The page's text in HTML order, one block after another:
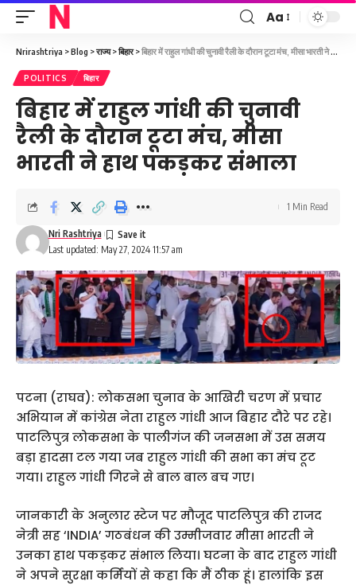
Font
Resizer
Aa
Nrirashtriya >Blog >राज्य>बिहार>बिहार में राहुल गांधी की चुनावी रैली के दौरान टूटा मंच, मीसा भारती ने हाथ पकड़कर संभाला
POLITICS बिहार
बिहार में राहुल गांधी की चुनावी
रैली के दौरान टूटा मंच, मीसा
भारती ने हाथ पकड़कर संभाला
Last updated: May 27, 2024 11:57 am
Nri Rashtriya
1 Min Read
पटना (राघव): लोकसभा चुनाव के आखिरी चरण में प्रचार
अभियान में कांग्रेस नेता राहुल गांधी आज बिहार दौरे पर रहे।
पाटलिपुत्र लोकसभा के पालीगंज की जनसभा में उस समय
बड़ा हादसा टल गया जब राहुल गांधी की सभा का मंच टूट
गया। राहुल गांधी गिरने से बाल बाल बच गए।
जानकारी के अनुलार स्टेज पर मौजूद पाटलिपुत्र की राजद
नेत्री सह ‘INDIA’ गठबंधन की उम्मीजवार मीसा भारती ने
उनका हाथ पकड़कर संभाल लिया। घटना के बाद राहुल गांधी
ने अपने सुरक्षा कर्मियों से कहा कि मैं ठीक हूं। हालांकि इस